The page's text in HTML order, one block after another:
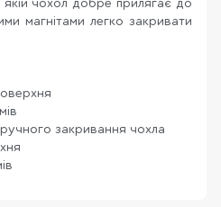
чохол добре прилягає до
магнітами легко закривати
закривання чохла